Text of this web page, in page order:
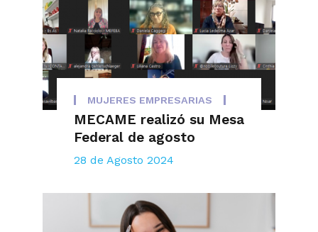
MUJERES EMPRESARIAS
MECAME realizó su Mesa
Federal de agosto
28 de Agosto 2024